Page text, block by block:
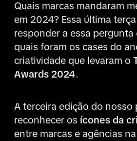
Quais marcas mandaram
em 2024? Essa última
responder a essa pergunta
quais foram os cases do
criatividade que levaram o
Awards 2024.
A terceira edição do nosso
reconhecer os ícones da
entre marcas e agências